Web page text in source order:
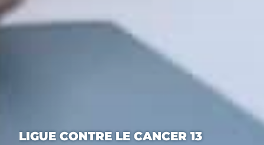
LIGUE CONTRE LE CANCER 13